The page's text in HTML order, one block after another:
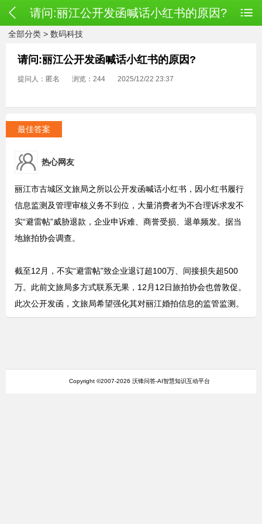
请问:丽江公开发函喊话小红书的原因?
全部分类 > 数码科技
请问:丽江公开发函喊话小红书的原因?
提问人：匿名 浏览：244 2025/12/22 23:37
最佳答案
热心网友
丽江市古城区文旅局之所以公开发函喊话小红书，因小红书履行
信息监测及管理审核义务不到位，大量消费者为不合理诉求发不
实“避雷帖”威胁退款，企业申诉难、商誉受损、退单频发。据当
地旅拍协会调查。
截至12月，不实“避雷帖”致企业退订超100万、间接损失超500
万。此前文旅局多方式联系无果，12月12日旅拍协会也曾敦促。
此次公开发函，文旅局希望强化其对丽江婚拍信息的监管监测。
Copyright ©2007-2026 沃锋问答-AI智慧知识互动平台